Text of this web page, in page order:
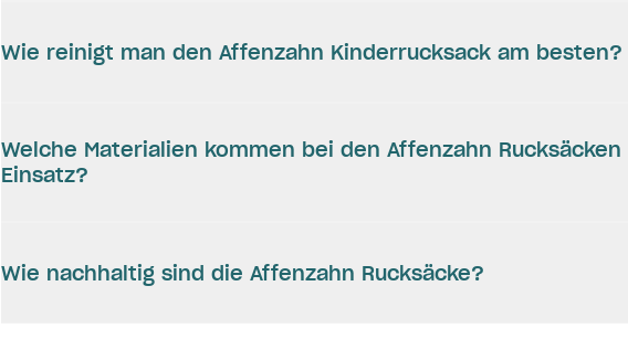
Wie reinigt man den Affenzahn Kinderrucksack am besten?
Welche Materialien kommen bei den Affenzahn Rucksäcken
Einsatz?
Wie nachhaltig sind die Affenzahn Rucksäcke?